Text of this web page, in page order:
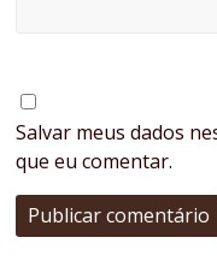
Salvar meus dados
que eu comentar.